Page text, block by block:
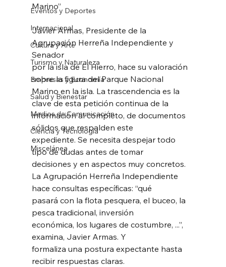
Eventos y Deportes
Internacional
Cultura y Arte
Turismo y Naturaleza
Empresas y Economía
Salud y Bienestar
Medios de Comunicación
Ciencia y Tecnología
Miscelánea
Marino”
Javier Armas, Presidente de la
Agrupación Herreña Independiente y
Senador
por la isla de El Hierro, hace su valoración
sobre la figura del Parque Nacional
Marino en la isla. La trascendencia es la
clave de esta petición continua de la
información al completo, de documentos
sólidos que respalden este
expediente. Se necesita despejar todo
tipo de dudas antes de tomar
decisiones y en aspectos muy concretos.
La Agrupación Herreña Independiente
hace consultas específicas: “qué
pasará con la flota pesquera, el buceo, la
pesca tradicional, inversión
económica, los lugares de costumbre, ...”,
examina, Javier Armas. Y
formaliza una postura expectante hasta
recibir respuestas claras.